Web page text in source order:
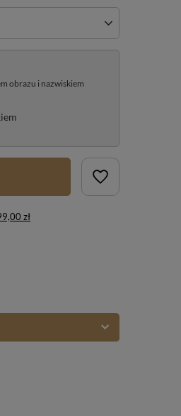
obrazu i nazwiskiem
zł